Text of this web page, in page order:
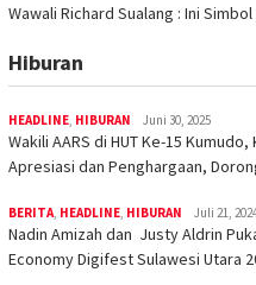
Wawali Richard Sualang : Ini
Hiburan
HEADLINE, HIBURAN Juni 30, 2025
Wakili AARS di HUT Ke-15
Apresiasi dan Penghargaan,
BERITA, HEADLINE, HIBURAN Juli 21,
Nadin Amizah dan Justy Aldrin
Economy Digifest Sulawesi Utara